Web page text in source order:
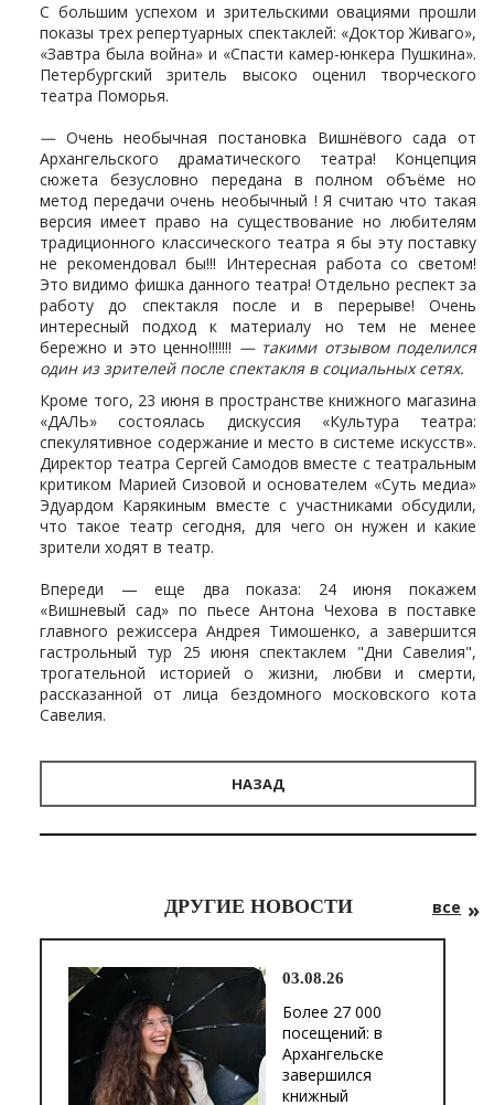
С большим успехом и зрительскими овациями прошли
показы трех репертуарных спектаклей: «Доктор Живаго»,
«Завтра была война» и «Спасти камер-юнкера Пушкина».
Петербургский зритель высоко оценил творческого
театра Поморья.
— Очень необычная постановка Вишнёвого сада от
Архангельского драматического театра! Концепция
сюжета безусловно передана в полном объёме но
метод передачи очень необычный ! Я считаю что такая
версия имеет право на существование но любителям
традиционного классического театра я бы эту поставку
не рекомендовал бы!!! Интересная работа со светом!
Это видимо фишка данного театра! Отдельно респект за
работу до спектакля после и в перерыве! Очень
интересный подход к материалу но тем не менее
бережно и это ценно!!!!!!! — такими отзывом поделился
один из зрителей после спектакля в социальных сетях.
Кроме того, 23 июня в пространстве книжного магазина
«ДАЛЬ» состоялась дискуссия «Культура театра:
спекулятивное содержание и место в системе искусств».
Директор театра Сергей Самодов вместе с театральным
критиком Марией Сизовой и основателем «Суть медиа»
Эдуардом Карякиным вместе с участниками обсудили,
что такое театр сегодня, для чего он нужен и какие
зрители ходят в театр.
Впереди — еще два показа: 24 июня покажем
«Вишневый сад» по пьесе Антона Чехова в поставке
главного режиссера Андрея Тимошенко, а завершится
гастрольный тур 25 июня спектаклем "Дни Савелия",
трогательной историей о жизни, любви и смерти,
рассказанной от лица бездомного московского кота
Савелия.
НАЗАД
ДРУГИЕ НОВОСТИ все
03.08.26
Более 27 000
посещений: в
Архангельске
завершился
книжный